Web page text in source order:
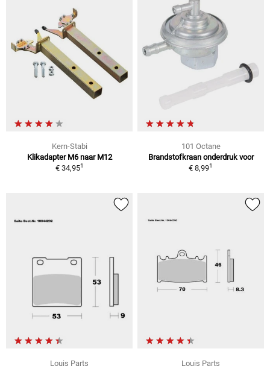
Kern-Stabi
Klikadapter M6 naar M12
€ 34,951
101 Octane
Brandstofkraan onderdruk voor
€ 8,991
Louis Parts
Louis Parts